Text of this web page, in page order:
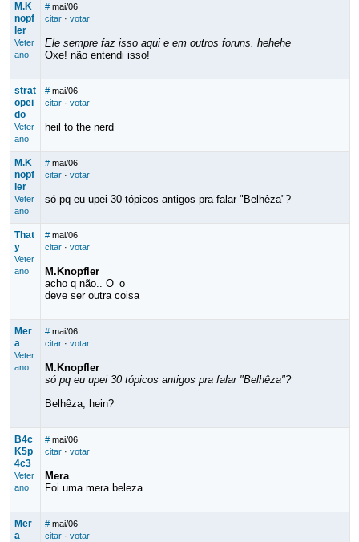
M.K
nopf
ler
Veter
ano
# mai/06
citar· votar
Ele sempre faz isso aqui e em outros foruns. hehehe
Oxe! não entendi isso!
strat
opei
do
Veter
ano
# mai/06
citar· votar
heil to the nerd
M.K
nopf
ler
Veter
ano
# mai/06
citar· votar
só pq eu upei 30 tópicos antigos pra falar "Belhêza"?
That
y
Veter
ano
# mai/06
citar· votar
M.Knopfler
acho q não.. O_o
deve ser outra coisa
Mer
a
Veter
ano
# mai/06
citar· votar
M.Knopfler
só pq eu upei 30 tópicos antigos pra falar "Belhêza"?
Belhêza, hein?
B4c
K5p
4c3
Veter
ano
# mai/06
citar· votar
Mera
Foi uma mera beleza.
Mer
a
# mai/06
citar· votar